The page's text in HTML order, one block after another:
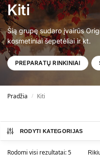
Kiti
Šią grupę sudaro įvairūs
kosmetiniai šepetėliai ir kt.
PREPARATŲ RINKINIAI
Pradžia / Kiti
RODYTI KATEGORIJAS
Rodomi visi rezultatai: 5